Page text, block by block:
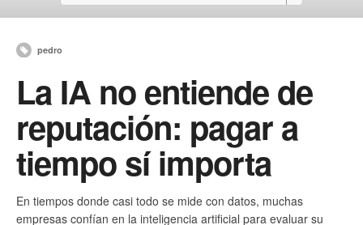
pedro
La IA no entiende de
reputación: pagar a
tiempo sí importa
En tiempos donde casi todo se mide con datos, muchas
empresas confían en la inteligencia artificial para evaluar su